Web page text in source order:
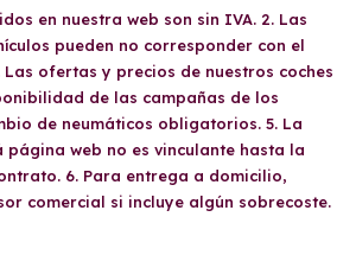
bancario con IBAN y
titularidad real, escritura de
de la empresa. Esta
es necesaria para evaluar la
de la solicitud.
No hay restricciones en
puede utilizar el vehículo, pero
revisar las condiciones del
de compartirlo para evitar
en nuestra web son sin IVA. 2. Las
pueden no corresponder con el
ofertas y precios de nuestros coches
de las campañas de los
de neumáticos obligatorios. 5. La
web no es vinculante hasta la
6. Para entrega a domicilio,
comercial si incluye algún sobrecoste.